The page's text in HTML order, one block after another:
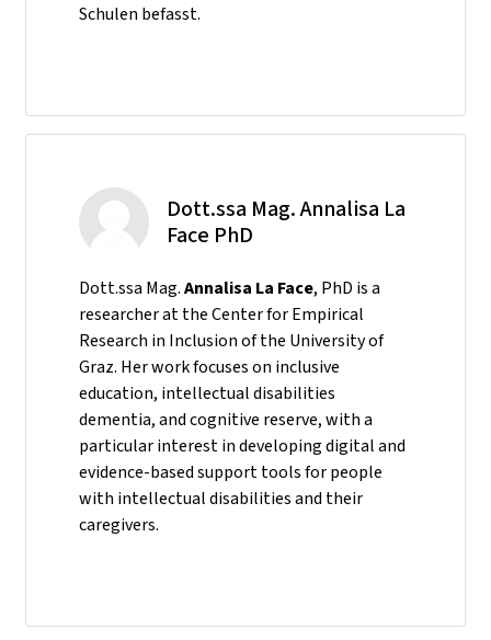
Schulen befasst.
Dott.ssa Mag. Annalisa La
Face PhD
Dott.ssa Mag.Annalisa La Face, PhD is a
researcher at the Center for Empirical
Research in Inclusion of the University of
Graz. Her work focuses on inclusive
education, intellectual disabilities
dementia, and cognitive reserve, with a
particular interest in developing digital and
evidence-based support tools for people
with intellectual disabilities and their
caregivers.